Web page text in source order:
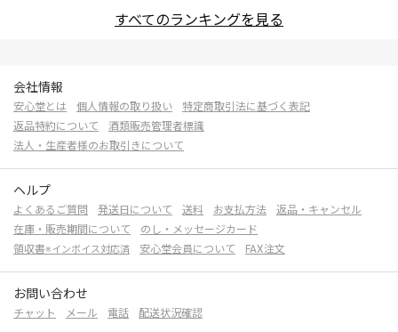
すべてのランキングを見る
会社情報
安心堂とは 個人情報の取り扱い
特定商取引法に基づく表記
返品特約について
酒類販売管理者標識
法人・生産者様のお取引きについて
ヘルプ
よくあるご質問 発送日について 送料 お支払方法
返品・キャンセル
在庫・販売期間について
のし・メッセージカード
領収書※インボイス対応済 安心堂会員について FAX注文
お問い合わせ
チャット メール 電話 配送状況確認